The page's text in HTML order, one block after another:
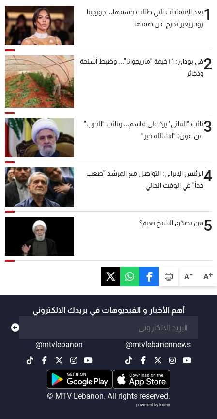
A+
A-
1بعد الإنتقادات التي طالت جسمها... جورجينا
رودريغيز تخرج عن صمتها
2
في بوداي: ١٦ خيمة "ماريجوانا"... وضبط أسلحة
وذخائر
3نائب "الثنائي" يردّ على قاسم... ونائب "الحزب"
عن عون: "انشالله خير"
4الرئيس الإيراني: التواصل مع المرشد "صعب
جداً" في الوقت الحالي
5من يصدّق الشيخ نعيم؟
أهم الأخبار و الفيديوهات في بريدك الالكتروني
@mtvlebanonnews
@mtvlebanon
© MTV Lebanon. All rights reserved.
powered by koein